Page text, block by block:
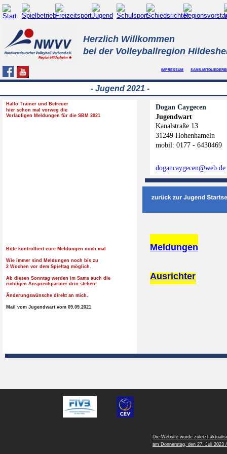
Herzlich Willkommen
bei der Volleyballregion
Dogan Caygecen
Jugendwart
Kanalstraße 13
31249 Hohenhameln
mobil: 0177 - 6430469
IMPRESSUM SAMS-
dogancaygecen@web.de
- Jugend 2021 -
Die Website wurde zuletzt
am Donnerstag, den 27. Juli 2023 /
Hallo Trainer und Betreuer
hier schon mal vorweg die
Vorläufigen Meldungen für die SBM 2021
Bitte kontrolliert eure Meldungen noch mal
Wie immer sind Meldungen noch bis zu
2 Wochen vor dem Spieltag möglich.
Ab diesen Sonntag werden im Sams auch die
richtigen Ansprechpartner drin stehen!
Änderungswünsche direkt an mich.
Mail vom Jugendwart vom 09.09.2021
Meldungen
Ausrichter